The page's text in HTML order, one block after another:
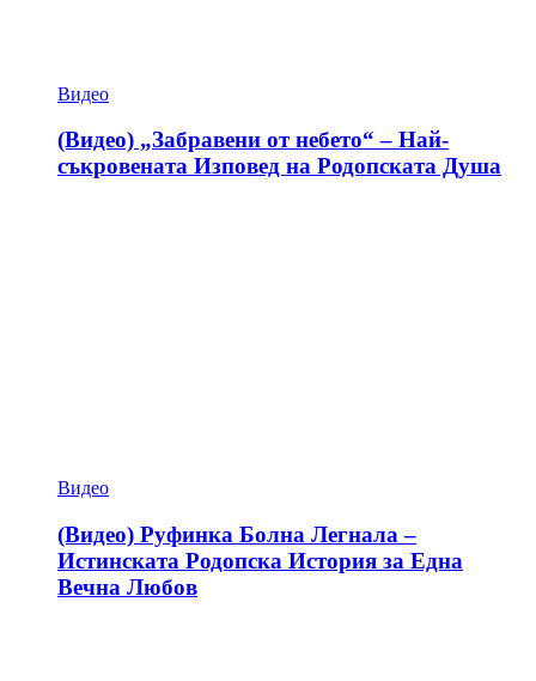
Видео
(Видео) „Забравени от небето“ – Най-
съкровената Изповед на Родопската Душа
Видео
(Видео) Руфинка Болна Легнала –
Истинската Родопска История за Една
Вечна Любов